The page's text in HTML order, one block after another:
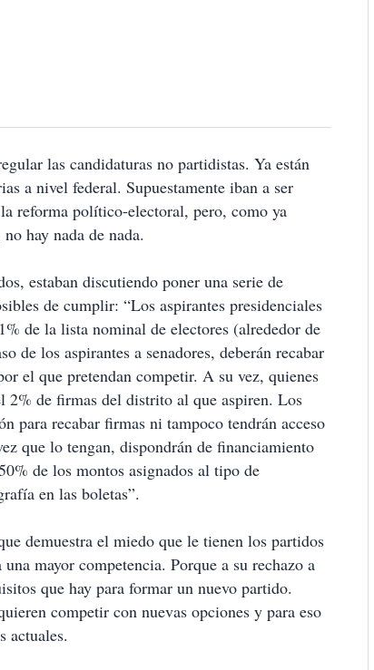
las candidaturas no partidistas. Ya están
a nivel federal. Supuestamente iban a ser
reforma político-electoral, pero, como ya
hay nada de nada.
estaban discutiendo poner una serie de
de cumplir: “Los aspirantes presidenciales
de la lista nominal de electores (alrededor de
de los aspirantes a senadores, deberán recabar
el que pretendan competir. A su vez, quienes
2% de firmas del distrito al que aspiren. Los
para recabar firmas ni tampoco tendrán acceso
que lo tengan, dispondrán de financiamiento
de los montos asignados al tipo de
en las boletas”.
demuestra el miedo que le tienen los partidos
mayor competencia. Porque a su rechazo a
que hay para formar un nuevo partido.
competir con nuevas opciones y para eso
actuales.